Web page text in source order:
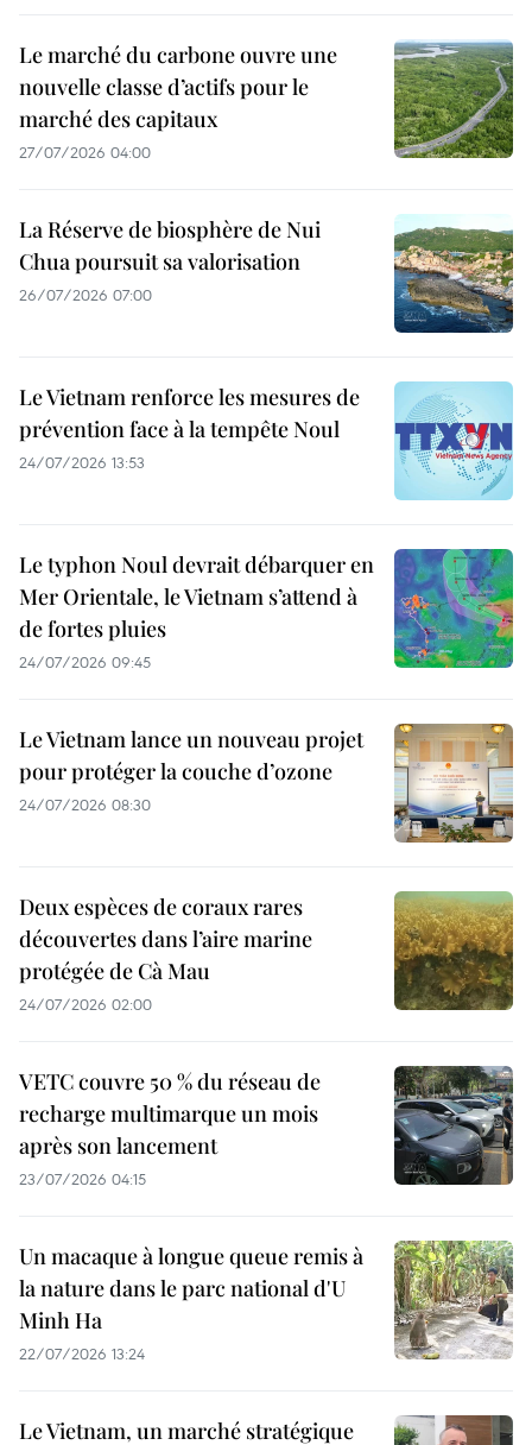
Le marché du carbone ouvre une
nouvelle classe d’actifs pour le
marché des capitaux
27/07/2026 04:00
La Réserve de biosphère de Nui
Chua poursuit sa valorisation
26/07/2026 07:00
Le Vietnam renforce les mesures de
prévention face à la tempête Noul
24/07/2026 13:53
Le typhon Noul devrait débarquer en
Mer Orientale, le Vietnam s’attend à
de fortes pluies
24/07/2026 09:45
Le Vietnam lance un nouveau projet
pour protéger la couche d’ozone
24/07/2026 08:30
Deux espèces de coraux rares
découvertes dans l’aire marine
protégée de Cà Mau
24/07/2026 02:00
VETC couvre 50 % du réseau de
recharge multimarque un mois
après son lancement
23/07/2026 04:15
Un macaque à longue queue remis à
la nature dans le parc national d'U
Minh Ha
22/07/2026 13:24
Le Vietnam, un marché stratégique